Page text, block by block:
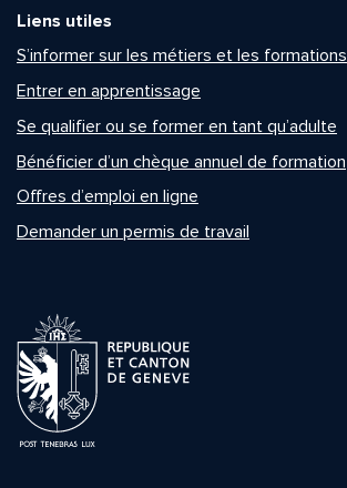
Liens utiles
S’informer sur les métiers et les formations
Entrer en apprentissage
Se qualifier ou se former en tant qu’adulte
Bénéficier d’un chèque annuel de formation
Offres d’emploi en ligne
Demander un permis de travail